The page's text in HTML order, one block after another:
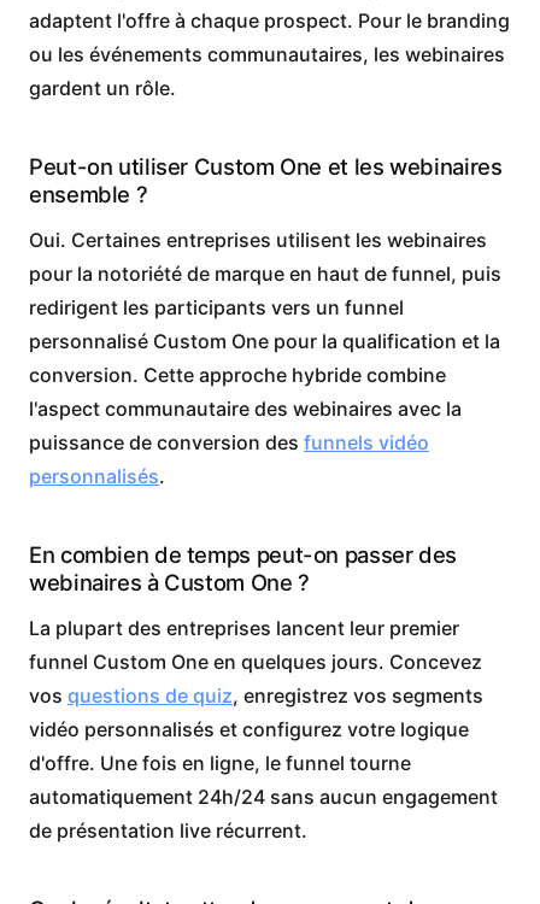
adaptent l'offre à chaque prospect. Pour le branding
ou les événements communautaires, les webinaires
gardent un rôle.
Peut-on utiliser Custom One et les webinaires
ensemble ?
Oui. Certaines entreprises utilisent les webinaires
pour la notoriété de marque en haut de funnel, puis
redirigent les participants vers un funnel
personnalisé Custom One pour la qualification et la
conversion. Cette approche hybride combine
l'aspect communautaire des webinaires avec la
puissance de conversion des funnels vidéo
personnalisés.
En combien de temps peut-on passer des
webinaires à Custom One ?
La plupart des entreprises lancent leur premier
funnel Custom One en quelques jours. Concevez
vos questions de quiz, enregistrez vos segments
vidéo personnalisés et configurez votre logique
d'offre. Une fois en ligne, le funnel tourne
automatiquement 24h/24 sans aucun engagement
de présentation live récurrent.